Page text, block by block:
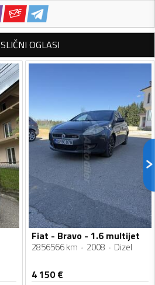
SLIČNI OGLASI
Fiat - Bravo - 1.6 multijet
2856566 km 2008 Dizel
4 150€